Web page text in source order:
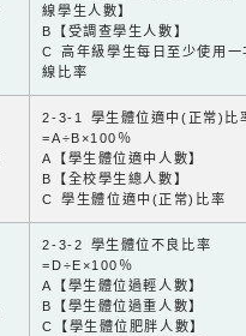
線學生人數】
B【受調查學生人數】
C 高年級學生每日至少使用一
線比率
2-3-1 學生體位適中(正常)比
=A÷B×100％
A【學生體位適中人數】
B【全校學生總人數】
C 學生體位適中(正常)比率
2-3-2 學生體位不良比率
=D÷E×100％
A【學生體位過輕人數】
B【學生體位過重人數】
C【學生體位肥胖人數】